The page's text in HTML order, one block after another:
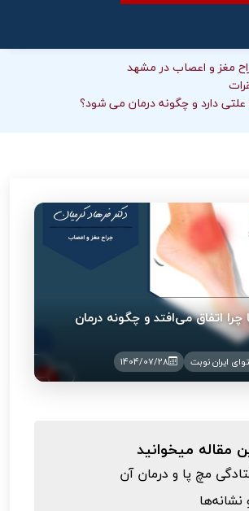
مغز و اعصاب در مشهد
دارد و چگونه درمان می شود؟
چرا اتفاق می‌افتد و چگونه درمان
ایران نوبت 1404/07/28
مقاله میخوانید
مچ پا و درمان آن
نشانه‌ها